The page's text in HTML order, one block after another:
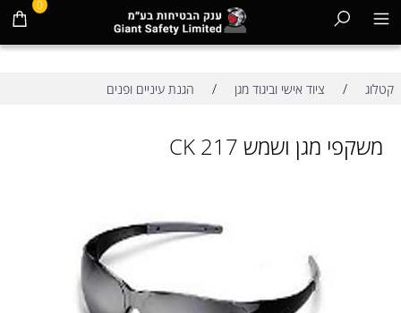
0
קטלוג / ציוד אישי וביגוד מגן / הגנת עיניים ופנים
משקפי מגן ושמש CK 217